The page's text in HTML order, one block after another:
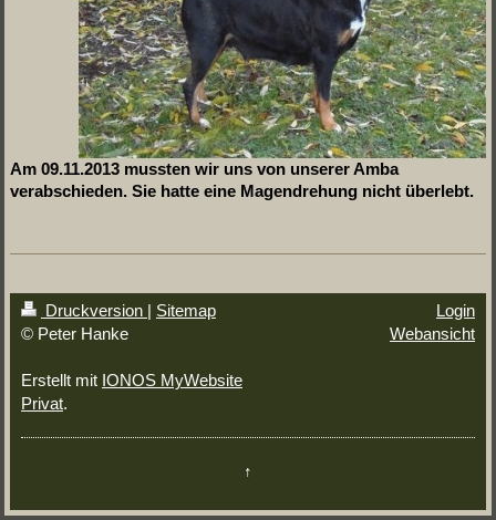
Am 09.11.2013 mussten wir uns von unserer Amba
verabschieden. Sie hatte eine Magendrehung nicht überlebt.
Druckversion | Sitemap
© Peter Hanke
Erstellt mit IONOS MyWebsite
Privat.
Login
Webansicht
↑